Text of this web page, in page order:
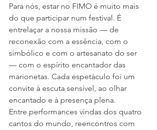
Para nós, estar no FIMO é muito mais
do que participar num festival. É
entrelaçar a nossa missão — de
reconexão com a essência, com o
simbólico e com o artesanato do ser
— com o espírito encantador das
marionetas. Cada espetáculo foi um
convite à escuta sensível, ao olhar
encantado e à presença plena.
Entre performances vindas dos quatro
cantos do mundo, reencontros com